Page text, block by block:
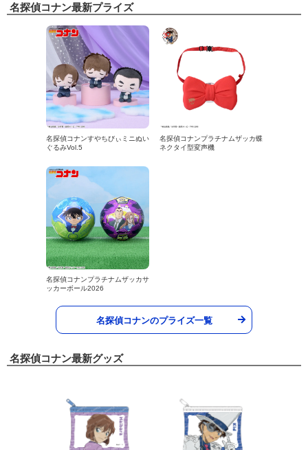
名探偵コナン最新プライズ
名探偵コナンすやちびぃミニぬい
ぐるみVol.5
名探偵コナンプラチナムザッカ蝶
ネクタイ型変声機
名探偵コナンプラチナムザッカサ
ッカーボール2026
名探偵コナンのプライズ一覧
名探偵コナン最新グッズ